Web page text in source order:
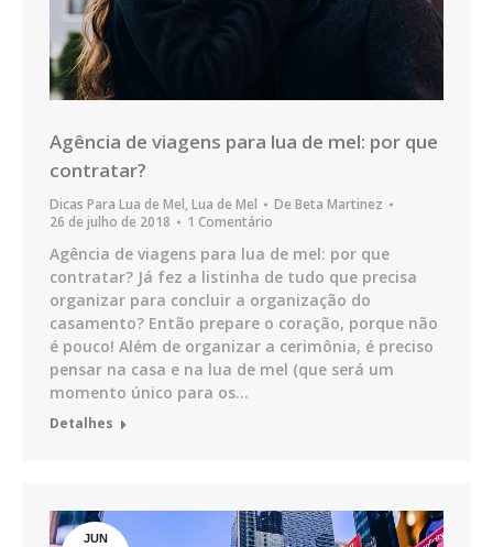
Agência de viagens para lua de mel: por que
contratar?
Dicas Para Lua de Mel,Lua de Mel De Beta Martinez
26 de julho de 2018
1 Comentário
Agência de viagens para lua de mel: por que
contratar? Já fez a listinha de tudo que precisa
organizar para concluir a organização do
casamento? Então prepare o coração, porque não
é pouco! Além de organizar a cerimônia, é preciso
pensar na casa e na lua de mel (que será um
momento único para os…
Detalhes
JUN